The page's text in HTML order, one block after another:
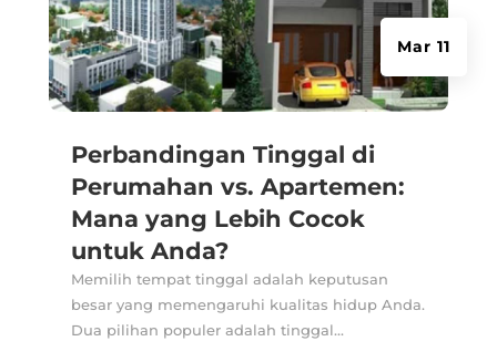
Perbandingan Tinggal di
Perumahan vs. Apartemen:
Mana yang Lebih Cocok
untuk Anda?
Mar 11
Memilih tempat tinggal adalah keputusan
besar yang memengaruhi kualitas hidup Anda.
Dua pilihan populer adalah tinggal...